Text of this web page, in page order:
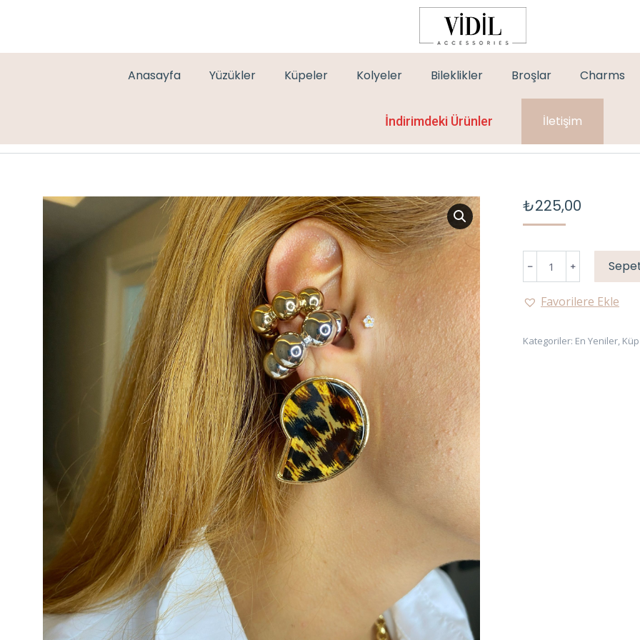
Anasayfa Yüzükler Küpeler Kolyeler Bileklikler Broşlar Charms
İndirimdeki Ürünler İletişim
₺225,00
VİRGÜL
adet
Favorilere Ekle
Kategoriler: En Yeniler,